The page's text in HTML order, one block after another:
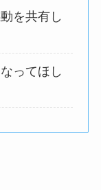
を共有し
ってほし